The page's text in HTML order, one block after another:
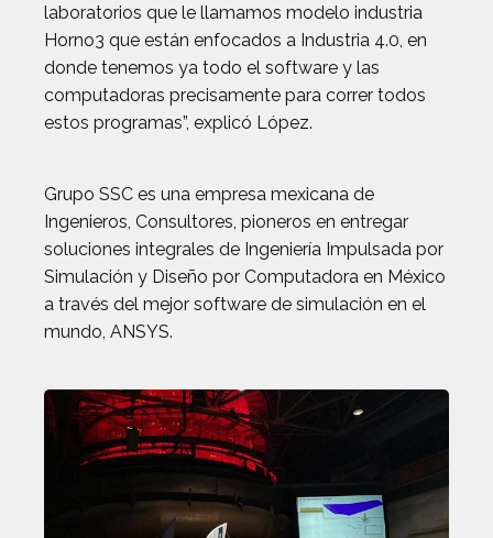
laboratorios que le llamamos modelo industria
Horno3 que están enfocados a Industria 4.0, en
donde tenemos ya todo el software y las
computadoras precisamente para correr todos
estos programas”, explicó López.
Grupo SSC es una empresa mexicana de
Ingenieros, Consultores, pioneros en entregar
soluciones integrales de Ingeniería Impulsada por
Simulación y Diseño por Computadora en México
a través del mejor software de simulación en el
mundo, ANSYS.